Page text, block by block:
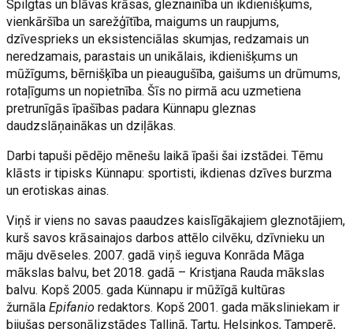
Spilgtas un blāvas krāsas, gleznainība un ikdienišķums,
vienkāršība un sarežģītība, maigums un raupjums,
dzīvesprieks un eksistenciālas skumjas, redzamais un
neredzamais, parastais un unikālais, ikdienišķums un
mūžīgums, bērnišķība un pieaugušība, gaišums un drūmums,
rotaļīgums un nopietnība. Šīs no pirmā acu uzmetiena
pretrunīgās īpašības padara Künnapu gleznas
daudzslāņainākas un dziļākas.
Darbi tapuši pēdējo mēnešu laikā īpaši šai izstādei. Tēmu
klāsts ir tipisks Künnapu: sportisti, ikdienas dzīves burzma
un erotiskas ainas.
Viņš ir viens no savas paaudzes kaislīgākajiem gleznotājiem,
kurš savos krāsainajos darbos attēlo cilvēku, dzīvnieku un
māju dvēseles. 2007. gadā viņš ieguva Konrāda Māga
mākslas balvu, bet 2018. gadā – Kristjana Rauda mākslas
balvu. Kopš 2005. gada Künnapu ir mūžīgā kultūras
žurnālaEpifanio redaktors. Kopš 2001. gada māksliniekam ir
bijušas personālizstādes Tallinā, Tartu, Helsinkos, Tamperē,